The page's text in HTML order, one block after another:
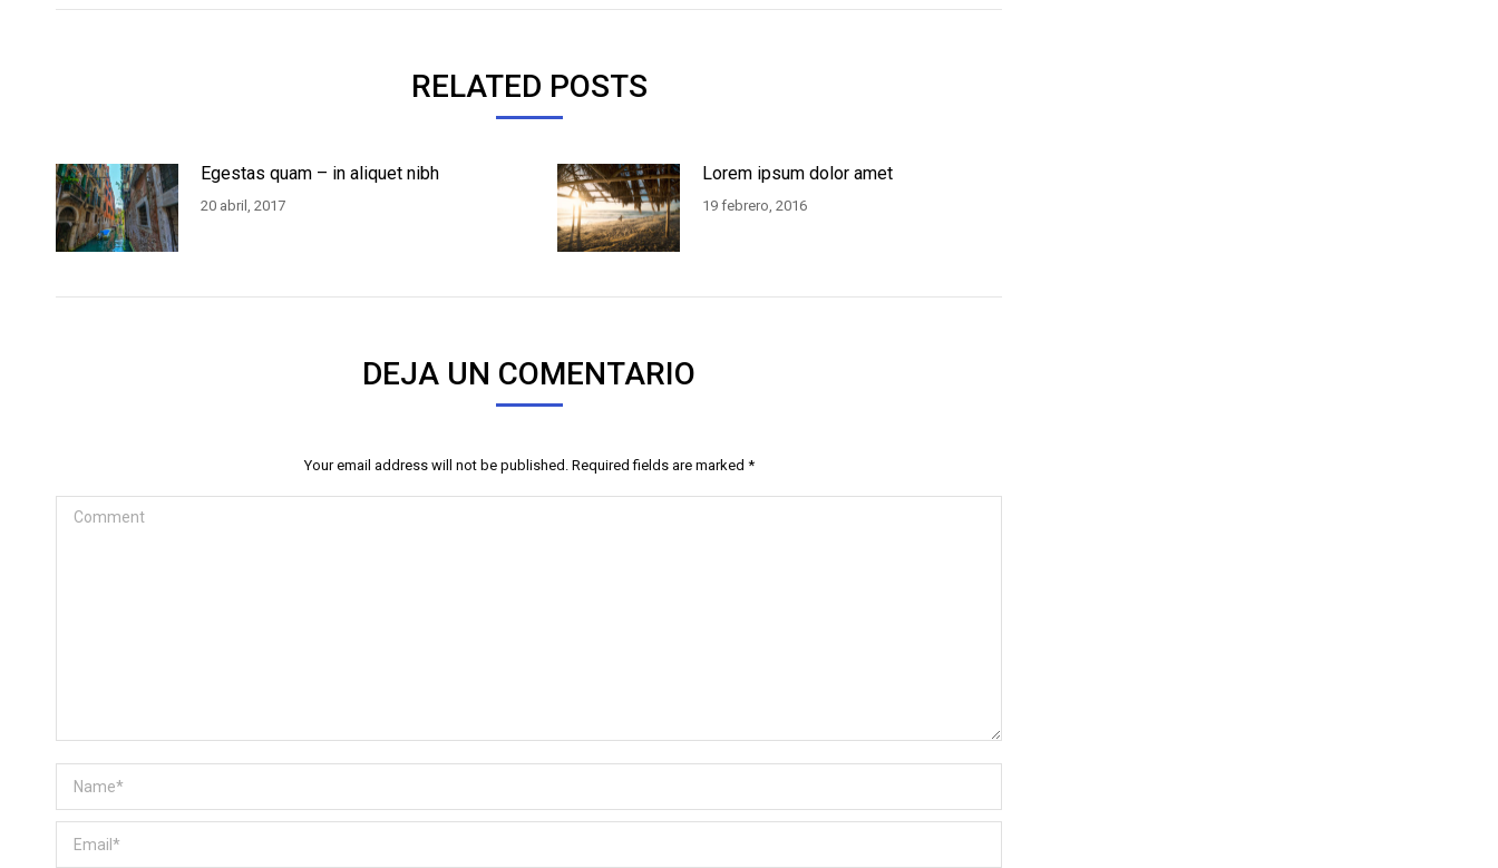
RELATED POSTS
Egestas quam – in aliquet nibh
20 abril, 2017
Lorem ipsum dolor amet
19 febrero, 2016
DEJA UN COMENTARIO
Your email address will not be published. Required fields are marked *
Comment
Name *
Email *